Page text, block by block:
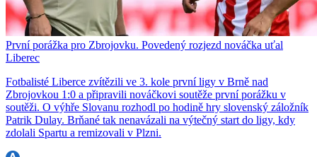
První porážka pro Zbrojovku. Povedený rozjezd nováčka uťal
Liberec
Fotbalisté Liberce zvítězili ve 3. kole první ligy v Brně nad
Zbrojovkou 1:0 a připravili nováčkovi soutěže první porážku v
soutěži. O výhře Slovanu rozhodl po hodině hry slovenský záložník
Patrik Dulay. Brňané tak nenavázali na výtečný start do ligy, kdy
zdolali Spartu a remizovali v Plzni.